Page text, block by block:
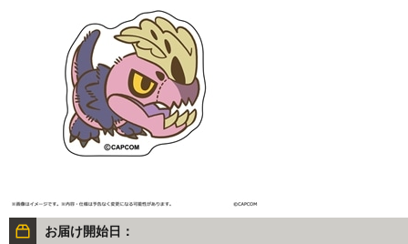
お届け開始日：